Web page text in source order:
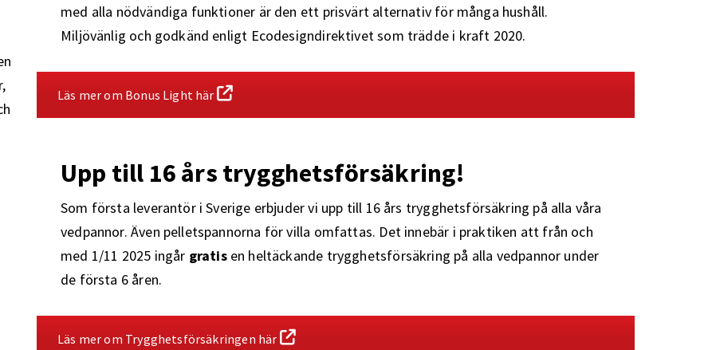
med alla nödvändiga funktioner är den ett prisvärt alternativ för många hushåll.
Miljövänlig och godkänd enligt Ecodesigndirektivet som trädde i kraft 2020.
Läs mer om Bonus Light här
Upp till 16 års trygghetsförsäkring!
Som första leverantör i Sverige erbjuder vi upp till 16 års trygghetsförsäkring på alla våra
vedpannor. Även pelletspannorna för villa omfattas. Det innebär i praktiken att från och
med 1/11 2025 ingår gratis en heltäckande trygghetsförsäkring på alla vedpannor under
de första 6 åren.
Läs mer om Trygghetsförsäkringen här